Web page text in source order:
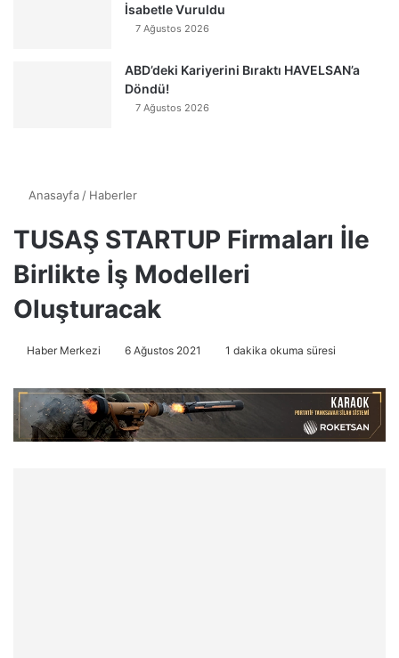
İsabetle Vuruldu
7 Ağustos 2026
ABD’deki Kariyerini Bıraktı HAVELSAN’a
Döndü!
7 Ağustos 2026